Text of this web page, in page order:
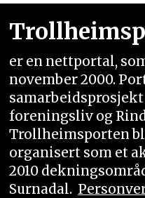
er en nettportal,
november 2000.
foreningsliv og
Trollheimsporten
organisert som et
2010
Surnadal.